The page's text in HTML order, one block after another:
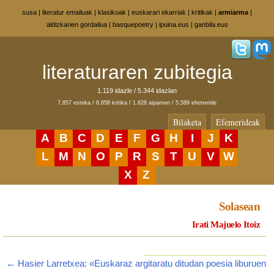
susa | literatur emailuak | klasikoak | euskarari ekarriak | kritikak | armiarma |
aldizkarien gordailua| basquepoetry| ipuina.eus | ganbila.eus
literaturaren zubitegia
1.119 idazle / 5.344 idazlan
7.857 esteka / 6.658 kritika / 1.828 aipamen / 5.589 efemeride
Bilaketa Efemerideak
A B C D E F G H I J
K
L
M N O P R S T U V
W
X
Z
Solasean
Irati Majuelo Itoiz
← Hasier Larretxea: «Euskaraz argitaratu ditudan poesia liburuen